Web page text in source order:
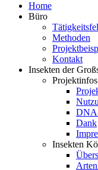
Home
Büro
Methoden
Kontakt
Insekten der
Projektinfos
Dank
Insekten